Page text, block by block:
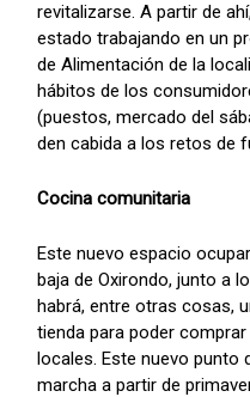
revitalizarse. A partir de
estado trabajando en un
de Alimentación de la
hábitos de los
(puestos, mercado del
den cabida a los retos de
Cocina comunitaria
Este nuevo espacio
baja de Oxirondo, junto a
habrá, entre otras cosas,
tienda para poder
locales. Este nuevo punto
marcha a partir de